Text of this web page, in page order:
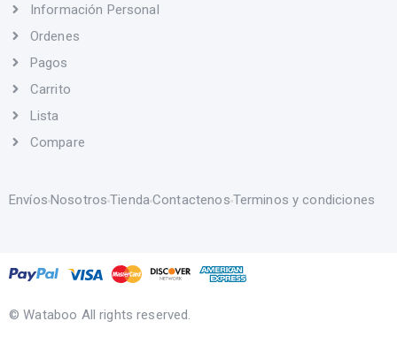
Información Personal
Ordenes
Pagos
Carrito
Lista
Compare
Envíos NosotrosTiendaContactenos Terminos y condiciones
© Wataboo All rights reserved.